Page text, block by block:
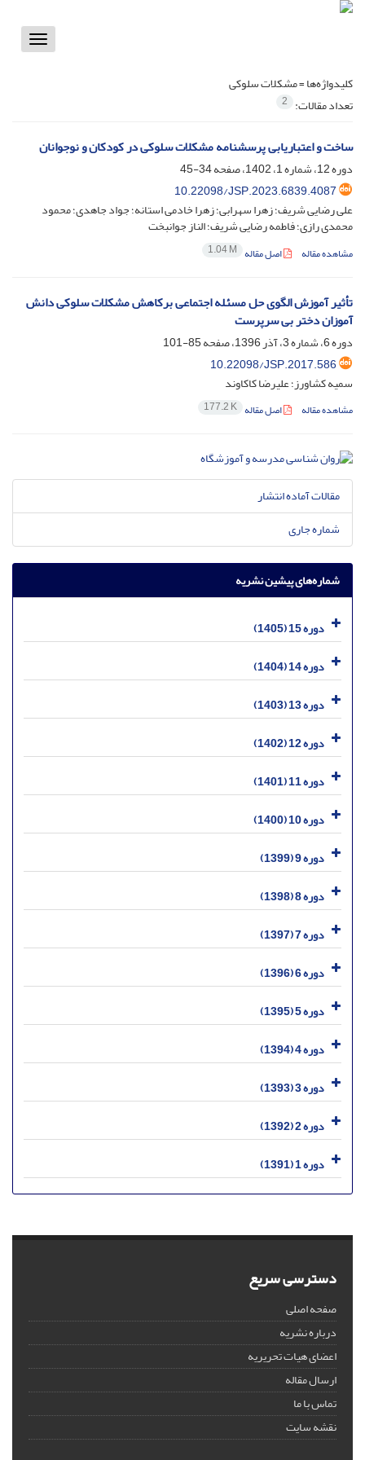
Toggle
کلیدواژه‌ها =مشکلات سلوکی
تعداد مقالات: 2
ساخت و اعتباریابی پرسشنامه مشکلات سلوکی در کودکان و نوجوانان
دوره 12، شماره 1، 1402، صفحه
34-45
10.22098/JSP.2023.6839.4087
علی رضایی شریف؛ زهرا سهرابی؛ زهرا خادمی استانه؛ جواد جاهدی؛ محمود
محمدی رازی؛ فاطمه رضایی شریف؛ الناز جوانبخت
مشاهده مقاله اصل مقاله 1.04 M
تأثیر آموزش الگوی حل مسئله اجتماعی برکاهش مشکلات سلوکی دانش
آموزان دختر بی سرپرست
دوره 6، شماره 3، آذر 1396، صفحه
85-101
10.22098/JSP.2017.586
سمیه کشاورز؛ علیرضا کاکاوند
مشاهده مقاله اصل مقاله 177.2 K
مقالات آماده انتشار
شماره جاری
شماره‌های پیشین نشریه
دوره 15 (1405)
دوره 14 (1404)
دوره 13 (1403)
دوره 12 (1402)
دوره 11 (1401)
دوره 10 (1400)
دوره 9 (1399)
دوره 8 (1398)
دوره 7 (1397)
دوره 6 (1396)
دوره 5 (1395)
دوره 4 (1394)
دوره 3 (1393)
دوره 2 (1392)
دوره 1 (1391)
دسترسی سریع
صفحه اصلی
درباره نشریه
اعضای هیات تحریریه
ارسال مقاله
تماس با ما
نقشه سایت